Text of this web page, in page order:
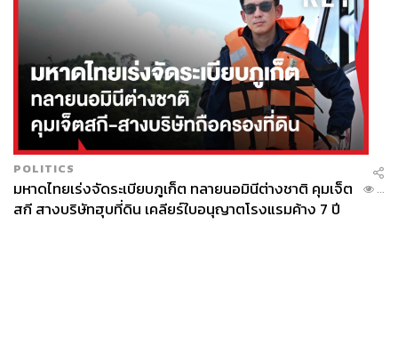
POLITICS
มหาดไทยเร่งจัดระเบียบภูเก็ต ทลายนอมินีต่างชาติ คุมเจ็ต
สกี สางบริษัทฮุบที่ดิน เคลียร์ใบอนุญาตโรงแรมค้าง 7 ปี
...